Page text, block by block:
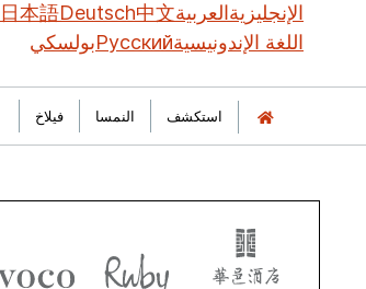
الإنجليزيةالعربية中文
Deutsch
日本語
اللغة الإندونيسيةРусскийبولسكي
استكشف النمسا ‫‫فيلاخ‬‬